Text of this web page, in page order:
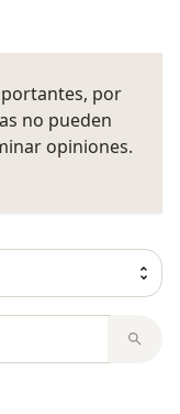
por
no pueden
opiniones.